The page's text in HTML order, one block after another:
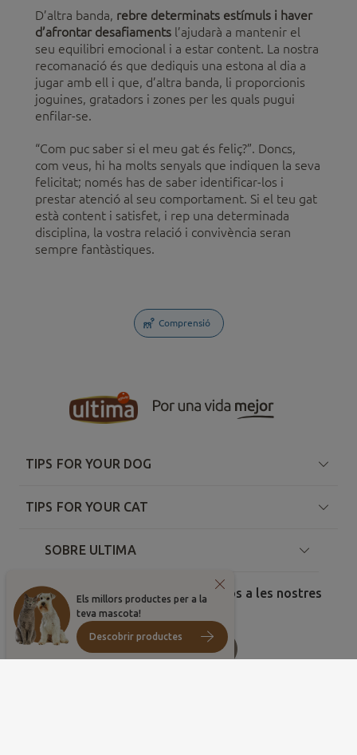
D’altra banda, rebre determinats estímuls i haver
d’afrontar desafiaments l’ajudarà a mantenir el
seu equilibri emocional i a estar content. La nostra
recomanació és que dediquis una estona al dia a
jugar amb ell i que, d’altra banda, li proporcionis
joguines, gratadors i zones per les quals pugui
enfilar-se.
“Com puc saber si el meu gat és feliç?”. Doncs,
com veus, hi ha molts senyals que indiquen la seva
felicitat; només has de saber identificar-los i
prestar atenció al seu comportament. Si el teu gat
està content i satisfet, i rep una determinada
disciplina, la vostra relació i convivència seran
sempre fantàstiques.
Comprensió
Els millors productes per a la
teva mascota!
Descobrir productes
TIPS FOR YOUR DOG
TIPS FOR YOUR CAT
SOBRE ULTIMA
Comparteix les teves millors fotos a les nostres